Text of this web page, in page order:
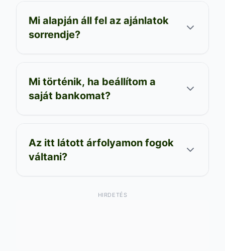
Mi alapján áll fel az ajánlatok
sorrendje?
Mi történik, ha beállítom a
saját bankomat?
Az itt látott árfolyamon fogok
váltani?
HIRDETÉS